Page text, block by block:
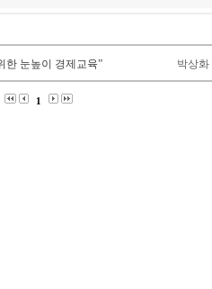
한 눈높이 경제교육” 박상화
1